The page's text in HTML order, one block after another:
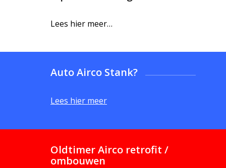
Lees hier meer…
Auto Airco Stank?
Lees hier meer
Oldtimer Airco retrofit /
ombouwen